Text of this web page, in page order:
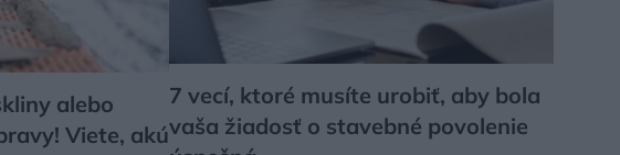
alebo
Viete, akú
7 vecí, ktoré musíte urobiť, aby bola
vaša žiadosť o stavebné povolenie